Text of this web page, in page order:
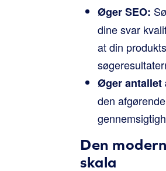
Øger SEO:
dine svar
at din
Øger antallet
den
Den
skala